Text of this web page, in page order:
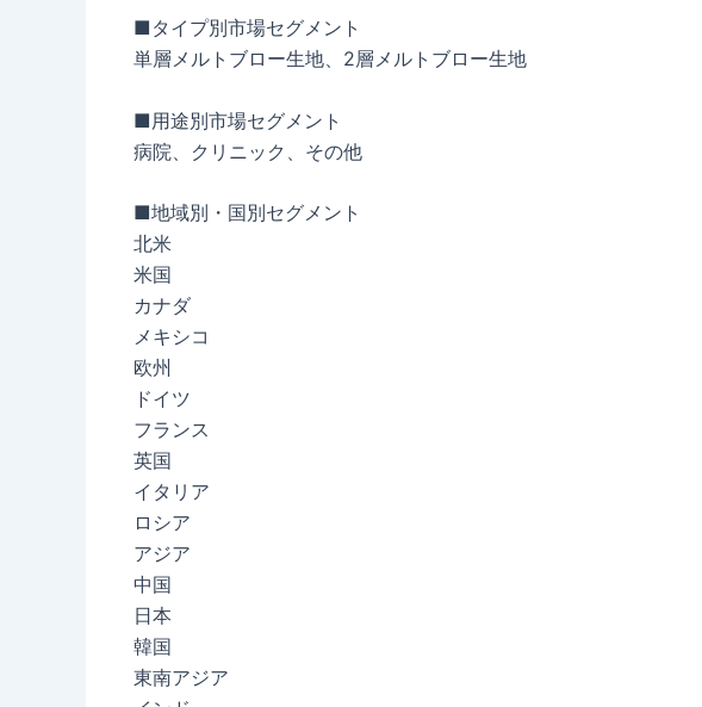
■タイプ別市場セグメント
単層メルトブロー生地、2層メルトブロー生地
■用途別市場セグメント
病院、クリニック、その他
■地域別・国別セグメント
北米
米国
カナダ
メキシコ
欧州
ドイツ
フランス
英国
イタリア
ロシア
アジア
中国
日本
韓国
東南アジア